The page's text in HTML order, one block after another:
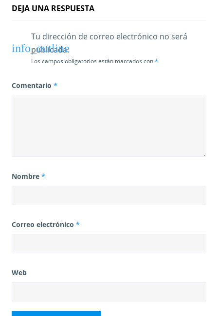
DEJA UNA RESPUESTA
Tu dirección de correo electrónico no será
publicada.
Los campos obligatorios están marcados con*
Comentario *
Nombre *
Correo electrónico *
Web